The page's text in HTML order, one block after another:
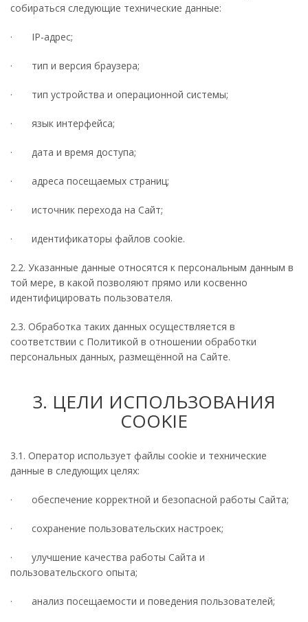
собираться следующие технические данные:
· IP-адрес;
· тип и версия браузера;
· тип устройства и операционной системы;
· язык интерфейса;
· дата и время доступа;
· адреса посещаемых страниц;
· источник перехода на Сайт;
· идентификаторы файлов cookie.
2.2. Указанные данные относятся к персональным данным в
той мере, в какой позволяют прямо или косвенно
идентифицировать пользователя.
2.3. Обработка таких данных осуществляется в
соответствии с Политикой в отношении обработки
персональных данных, размещённой на Сайте.
3. ЦЕЛИ ИСПОЛЬЗОВАНИЯ
COOKIE
3.1. Оператор использует файлы cookie и технические
данные в следующих целях:
· обеспечение корректной и безопасной работы Сайта;
· сохранение пользовательских настроек;
· улучшение качества работы Сайта и
пользовательского опыта;
· анализ посещаемости и поведения пользователей;